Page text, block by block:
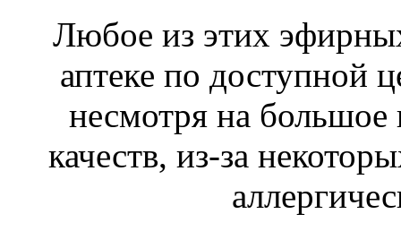
Любое из этих
аптеке по доступной
несмотря на большое
качеств, из-за